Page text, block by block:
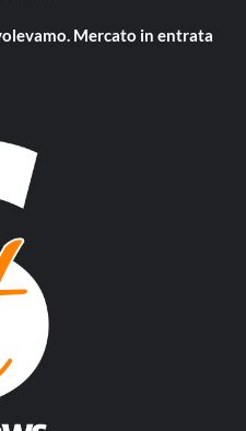
Mercato in entrata